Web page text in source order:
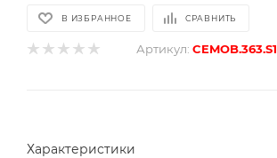
В ИЗБРАННОЕ СРАВНИТЬ
Артикул: CEMOB.363.S1
Характеристики